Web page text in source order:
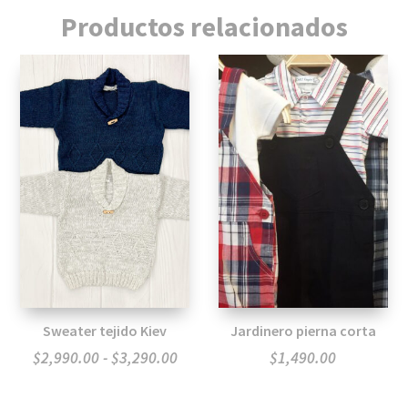
Productos relacionados
Sweater tejido Kiev
$2,990.00-$3,290.00Rango
Jardinero pierna corta
$1,490.00